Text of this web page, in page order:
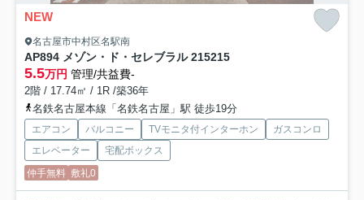
NEW
名古屋市中村区名駅南
AP894 メゾン・ド・セレブラル 215215
5.5万円 管理/共益費-
2階 / 17.74㎡ / 1R /築36年
名鉄名古屋本線「名鉄名古屋」駅 徒歩19分
エアコン バルコニー TVモニタ付インターホン
ガスコンロ
エレベーター
宅配ボックス
仲手無料 敷礼0